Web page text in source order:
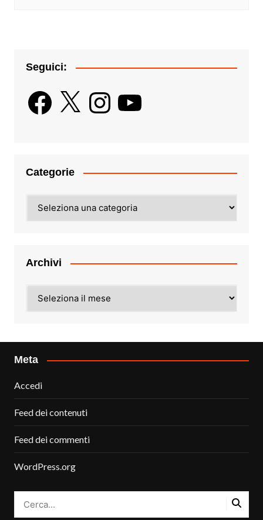
Seguici:
Facebook
X InstagramYouTube
Categorie
Archivi
Meta
Accedi
Feed dei contenuti
Feed dei commenti
WordPress.org